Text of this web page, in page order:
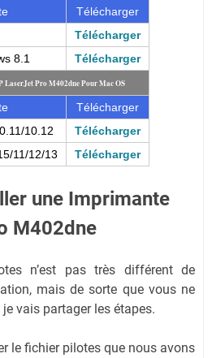
Télécharger
Télécharger
8.1
Télécharger
LaserJet Pro M402dnePour Mac OS
Télécharger
10.12
Télécharger
11/12/13
Télécharger
une Imprimante
M402dne
n’est pas très différent de
mais de sorte que vous ne
vais partager les étapes.
le fichier pilotes que nous avons